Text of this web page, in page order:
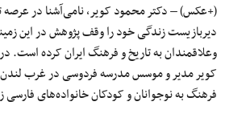
(+عکس) – دکتر محمود کویر، نامی‌آشنا در عرصه
دیربازیست زندگی خود را وقف پژوهش در این
وعلاقمندان به تاریخ و فرهنگ ایران کرده است.
کویر مدیر و موسس مدرسه فردوسی در غرب
فرهنگ به نوجوانان و کودکان خانواده‌های فارسی